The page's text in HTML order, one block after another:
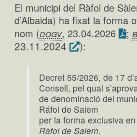
El municipi del Ràfol de
d’Albaida) ha fixat la forma
nom (dogv, 23.04.2026 ;
23.11.2024
):
Decret 55/2026, de 17
Consell, pel qual
de denominació del
Ráfol de Salem
per la forma exclusiva
Ràfol de Salem.